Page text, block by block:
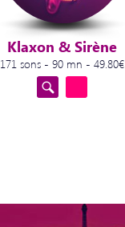
Klaxon & Sirène
171 sons - 90 mn - 49.80€